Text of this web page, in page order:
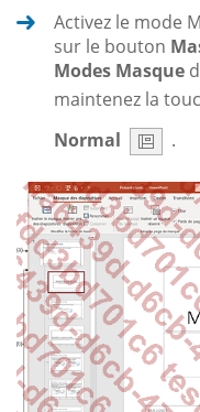
Activez le mode
sur le bouton
Modes Masque
maintenez la
Normal
.